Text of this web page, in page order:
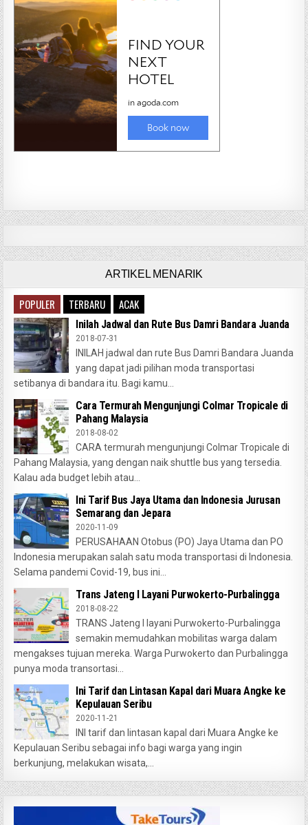
ARTIKEL MENARIK
POPULER TERBARU ACAK
Inilah Jadwal dan Rute Bus Damri Bandara Juanda
2018-07-31
INILAH jadwal dan rute Bus Damri Bandara Juanda
yang dapat jadi pilihan moda transportasi
setibanya di bandara itu. Bagi kamu...
Cara Termurah Mengunjungi Colmar Tropicale di
Pahang Malaysia
2018-08-02
CARA termurah mengunjungi Colmar Tropicale di
Pahang Malaysia, yang dengan naik shuttle bus yang tersedia.
Kalau ada budget lebih atau...
Ini Tarif Bus Jaya Utama dan Indonesia Jurusan
Semarang dan Jepara
2020-11-09
PERUSAHAAN Otobus (PO) Jaya Utama dan PO
Indonesia merupakan salah satu moda transportasi di Indonesia.
Selama pandemi Covid-19, bus ini...
Trans Jateng I Layani Purwokerto-Purbalingga
2018-08-22
TRANS Jateng I layani Purwokerto-Purbalingga
semakin memudahkan mobilitas warga dalam
mengakses tujuan mereka. Warga Purwokerto dan Purbalingga
punya moda transortasi...
Ini Tarif dan Lintasan Kapal dari Muara Angke ke
Kepulauan Seribu
2020-11-21
INI tarif dan lintasan kapal dari Muara Angke ke
Kepulauan Seribu sebagai info bagi warga yang ingin
berkunjung, melakukan wisata,...